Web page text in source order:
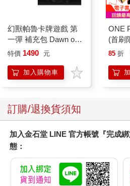
幻獸帕魯卡牌遊戲 第
一彈 補充包 Dawn of
Palpagos（日文版一
特價 1490 元
加入購物車
ONE
(首刷
85 折
訂購/退換貨須知
加入金石堂 LINE 官方帳號『完成
態：